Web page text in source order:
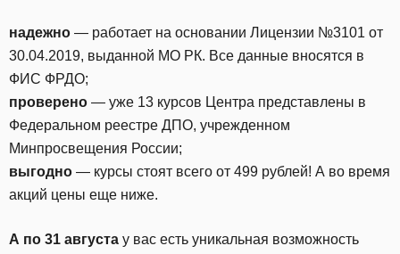
надежно — работает на основании Лицензии №3101 от
30.04.2019, выданной МО РК. Все данные вносятся в
ФИС ФРДО;
проверено — уже 13 курсов Центра представлены в
Федеральном реестре ДПО, учрежденном
Минпросвещения России;
выгодно — курсы стоят всего от 499 рублей! А во время
акций цены еще ниже.
А по 31 августа у вас есть уникальная возможность